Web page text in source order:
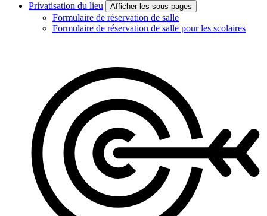
Privatisation du lieu
Afficher les sous-pages
Formulaire de réservation de salle
Formulaire de réservation de salle pour les scolaires